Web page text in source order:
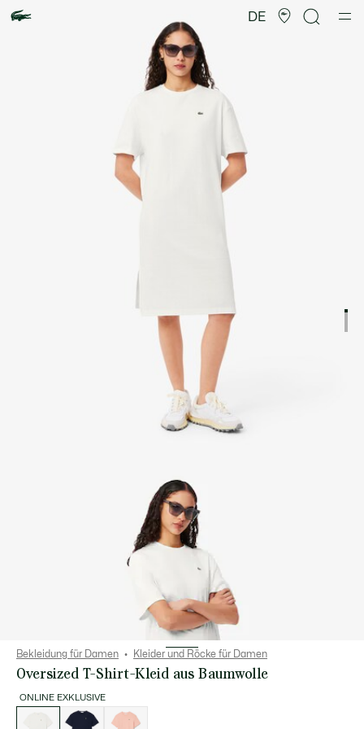
DE
Bekleidung für Damen Kleider und Röcke für Damen
Oversized T-Shirt-Kleid aus Baumwolle
ONLINE EXKLUSIVE
Varianten